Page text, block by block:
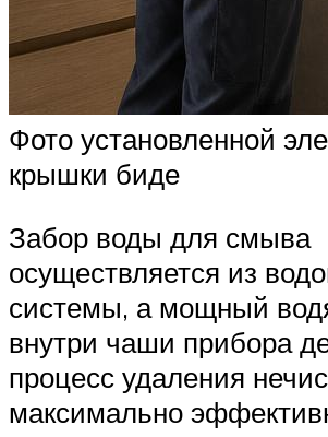
Фото установленной
крышки биде
Забор воды для смыва
осуществляется из
системы, а мощный
внутри чаши прибора
процесс удаления
максимально